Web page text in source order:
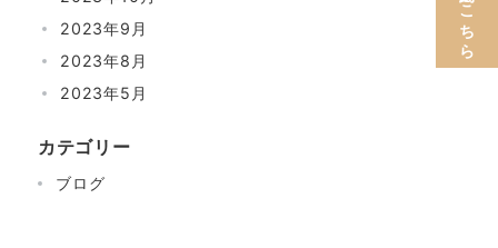
2023年9月
2023年8月
2023年5月
カテゴリー
ブログ